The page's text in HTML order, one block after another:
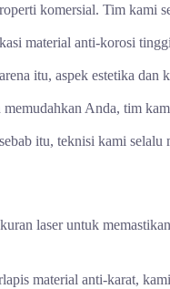
komersial. Tim kami
material anti-korosi
itu, aspek estetika dan
Anda, tim
itu, teknisi kami
laser untuk
material anti-karat,